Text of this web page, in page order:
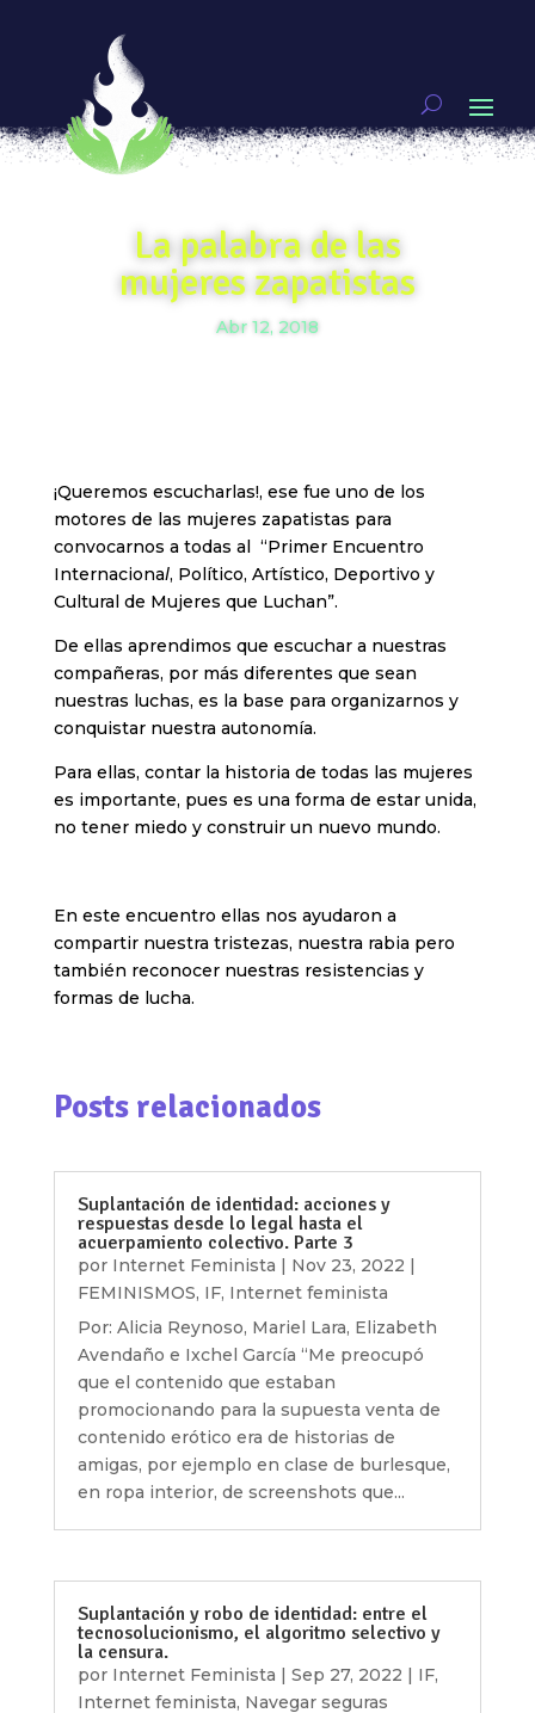
La palabra de las
mujeres zapatistas
Abr 12, 2018
¡Queremos escucharlas!, ese fue uno de los
motores de las mujeres zapatistas para
convocarnos a todas al “Primer Encuentro
Internacional, Político, Artístico, Deportivo y
Cultural de Mujeres que Luchan”.
De ellas aprendimos que escuchar a nuestras
compañeras, por más diferentes que sean
nuestras luchas, es la base para organizarnos y
conquistar nuestra autonomía.
Para ellas, contar la historia de todas las mujeres
es importante, pues es una forma de estar unida,
no tener miedo y construir un nuevo mundo.
En este encuentro ellas nos ayudaron a
compartir nuestra tristezas, nuestra rabia pero
también reconocer nuestras resistencias y
formas de lucha.
Posts relacionados
Suplantación de identidad: acciones y
respuestas desde lo legal hasta el
acuerpamiento colectivo. Parte 3
por Internet Feminista Nov 23, 2022
FEMINISMOS, IF, Internet feminista
Por: Alicia Reynoso, Mariel Lara, Elizabeth
Avendaño e Ixchel García “Me preocupó
que el contenido que estaban
promocionando para la supuesta venta de
contenido erótico era de historias de
amigas, por ejemplo en clase de burlesque,
en ropa interior, de screenshots que...
Suplantación y robo de identidad: entre el
tecnosolucionismo, el algoritmo selectivo y
la censura.
por Internet Feminista | Sep 27, 2022 | IF,
Internet feminista, Navegar seguras